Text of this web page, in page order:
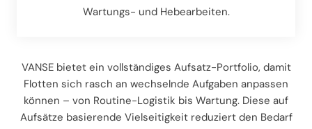
Wartungs- und Hebearbeiten.
VANSE bietet ein vollständiges Aufsatz-Portfolio, damit
Flotten sich rasch an wechselnde Aufgaben anpassen
können – von Routine-Logistik bis Wartung. Diese auf
Aufsätze basierende Vielseitigkeit reduziert den Bedarf